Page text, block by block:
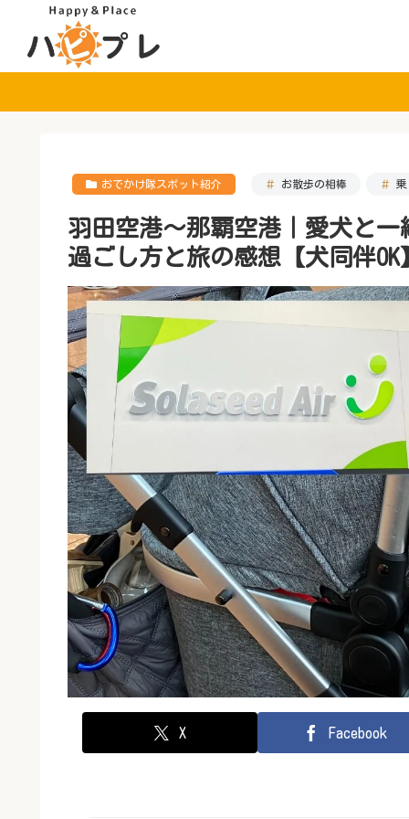
おでかけ隊スポット紹介 お散歩の相棒 乗
羽田空港〜那覇空港｜愛犬と
過ごし方と旅の感想【犬同伴OK
X Facebook